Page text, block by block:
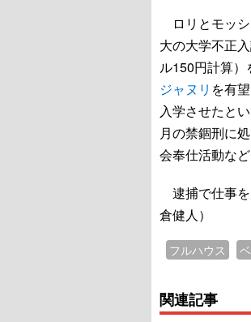
ロリとモッ
大の大学不正
ル150円計算
ジャヌリ を有
入学させたと
月の禁錮刑に
会奉仕活動な
逮捕で仕事
倉健人）
フルハウス
関連記事